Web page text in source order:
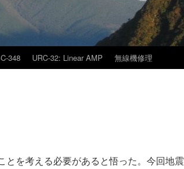
348 URC-32: Linear AMP 無線機修理
とを考える必要があると悟った。今回地震